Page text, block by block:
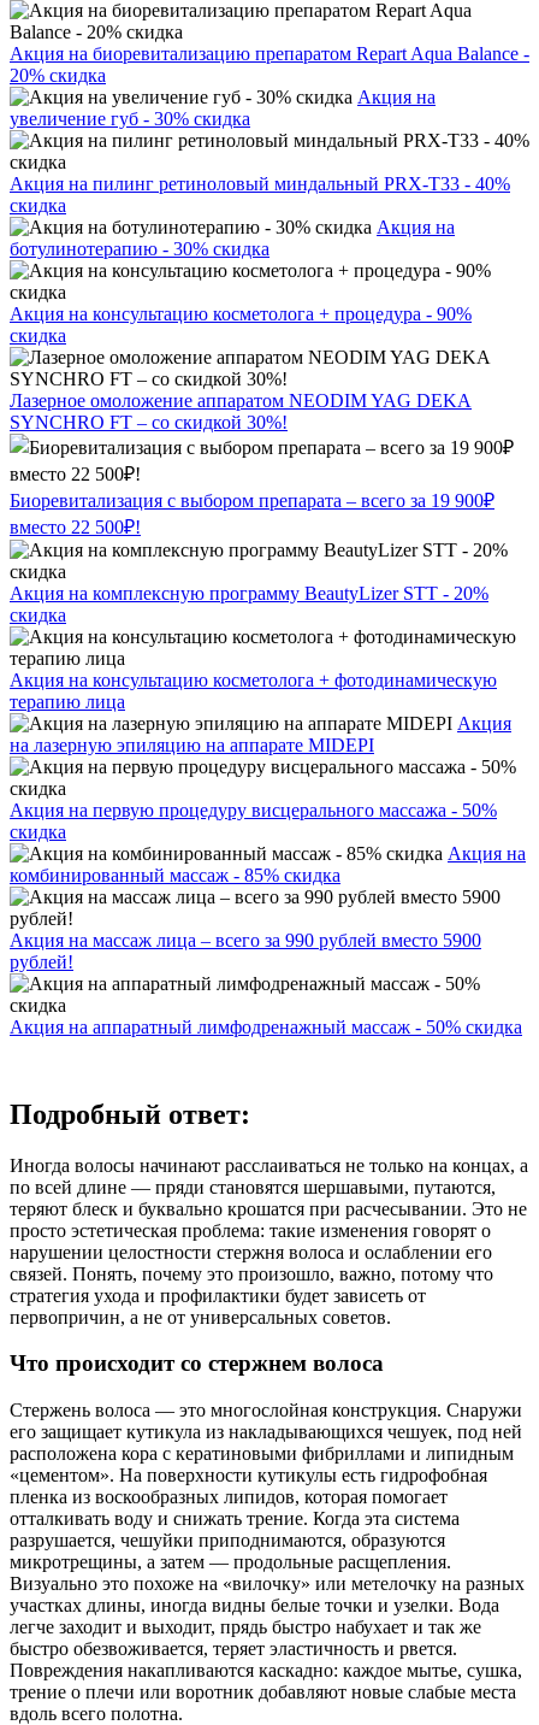
Акция на биоревитализацию препаратом Repart Aqua Balance -
20% скидка
Акция на
увеличение губ - 30% скидка
Акция на пилинг ретиноловый миндальный PRX-T33 - 40%
скидка
Акция на
ботулинотерапию - 30% скидка
Акция на консультацию косметолога + процедура - 90%
скидка
Лазерное омоложение аппаратом NEODIM YAG DEKA
SYNCHRO FT – со скидкой 30%!
Биоревитализация с выбором препарата – всего за 19 900₽
вместо 22 500₽!
Акция на комплексную программу BeautyLizer STT - 20%
скидка
Акция на консультацию косметолога + фотодинамическую
терапию лица
Акция
на лазерную эпиляцию на аппарате MIDEPI
Акция на первую процедуру висцерального массажа - 50%
скидка
Акция на
комбинированный массаж - 85% скидка
Акция на массаж лица – всего за 990 рублей вместо 5900
рублей!
Акция на аппаратный лимфодренажный массаж - 50% скидка
Подробный ответ:
Иногда волосы начинают расслаиваться не только на концах, а
по всей длине — пряди становятся шершавыми, путаются,
теряют блеск и буквально крошатся при расчесывании. Это не
просто эстетическая проблема: такие изменения говорят о
нарушении целостности стержня волоса и ослаблении его
связей. Понять, почему это произошло, важно, потому что
стратегия ухода и профилактики будет зависеть от
первопричин, а не от универсальных советов.
Что происходит со стержнем волоса
Стержень волоса — это многослойная конструкция. Снаружи
его защищает кутикула из накладывающихся чешуек, под ней
расположена кора с кератиновыми фибриллами и липидным
«цементом». На поверхности кутикулы есть гидрофобная
пленка из воскообразных липидов, которая помогает
отталкивать воду и снижать трение. Когда эта система
разрушается, чешуйки приподнимаются, образуются
микротрещины, а затем — продольные расщепления.
Визуально это похоже на «вилочку» или метелочку на разных
участках длины, иногда видны белые точки и узелки. Вода
легче заходит и выходит, прядь быстро набухает и так же
быстро обезвоживается, теряет эластичность и рвется.
Повреждения накапливаются каскадно: каждое мытье, сушка,
трение о плечи или воротник добавляют новые слабые места
вдоль всего полотна.